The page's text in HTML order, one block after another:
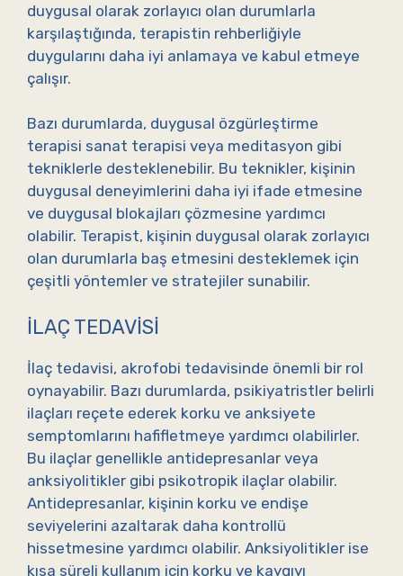
duygusal olarak zorlayıcı olan durumlarla
karşılaştığında, terapistin rehberliğiyle
duygularını daha iyi anlamaya ve kabul etmeye
çalışır.
Bazı durumlarda, duygusal özgürleştirme
terapisi sanat terapisi veya meditasyon gibi
tekniklerle desteklenebilir. Bu teknikler, kişinin
duygusal deneyimlerini daha iyi ifade etmesine
ve duygusal blokajları çözmesine yardımcı
olabilir. Terapist, kişinin duygusal olarak zorlayıcı
olan durumlarla baş etmesini desteklemek için
çeşitli yöntemler ve stratejiler sunabilir.
İLAÇ TEDAVISI
İlaç tedavisi, akrofobi tedavisinde önemli bir rol
oynayabilir. Bazı durumlarda, psikiyatristler belirli
ilaçları reçete ederek korku ve anksiyete
semptomlarını hafifletmeye yardımcı olabilirler.
Bu ilaçlar genellikle antidepresanlar veya
anksiyolitikler gibi psikotropik ilaçlar olabilir.
Antidepresanlar, kişinin korku ve endişe
seviyelerini azaltarak daha kontrollü
hissetmesine yardımcı olabilir. Anksiyolitikler ise
kısa süreli kullanım için korku ve kaygıyı